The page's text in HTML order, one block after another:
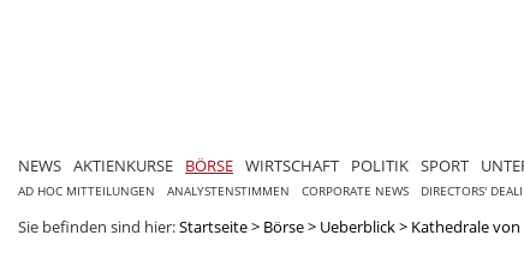
NEWS AKTIENKURSE BÖRSE WIRTSCHAFT POLITIK SPORT
AD HOC MITTEILUNGEN ANALYSTENSTIMMEN CORPORATE NEWS DIRECTORS'
Sie befinden sind hier:Startseite> Börse> Ueberblick> Kathedrale